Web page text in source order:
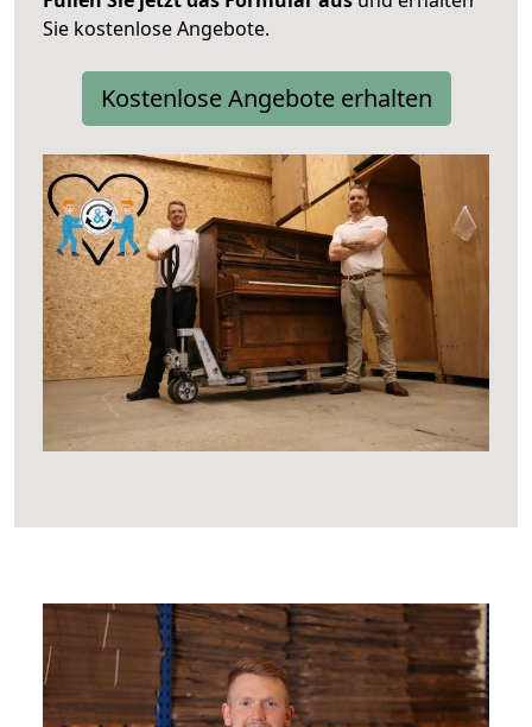
Sie kostenlose Angebote.
Kostenlose Angebote erhalten